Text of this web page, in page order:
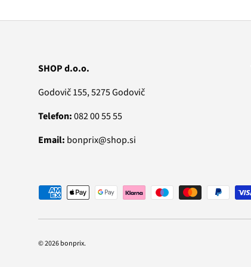
SHOP d.o.o.
Godovič 155, 5275 Godovič
Telefon:082 00 55 55
Email: bonprix@shop.si
Vrste plačila
© 2026bonprix.